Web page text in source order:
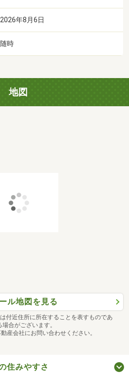
2026年8月6日
随時
地図
ル地図を見る
付近住所に所在することを表すものであ
合がございます。
産会社にお問い合わせください。
住みやすさ